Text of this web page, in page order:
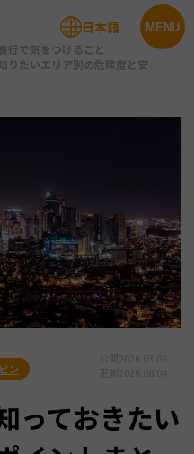
MENU
日本語
行で気をつけること
りたいエリア別の危険度と安
ン
っておきたい